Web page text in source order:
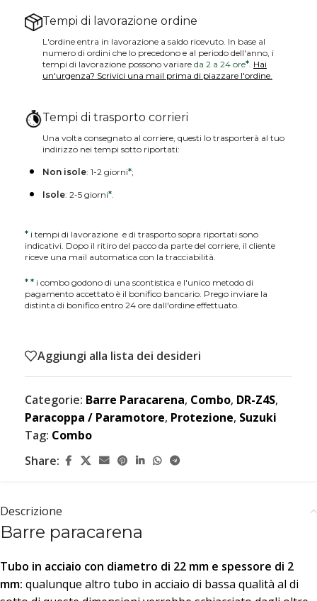
Tempi di lavorazione ordine
L'ordine entra in lavorazione a saldo ricevuto. In base al
numero di ordini che lo precedono e al periodo dell'anno, i
tempi di lavorazione possono variare da 2 a 24 ore* Hai
un'urgenza? Scrivici una mail prima di piazzare l'ordine.
Tempi di trasporto corrieri
Una volta consegnato al corriere, questi lo trasporterà al tuo
indirizzo nei tempi sotto riportati:
Non isole: 1-2 giorni*;
Isole: 2-5 giorni*
* i tempi di lavorazione e di trasporto sopra riportati sono
indicativi. Dopo il ritiro del pacco da parte del corriere, il cliente
riceve una mail automatica con la tracciabilità.
* * i combo godono di una scontistica e l'unico metodo di
pagamento accettato è il bonifico bancario. Prego inviare la
distinta di bonifico entro 24 ore dall'ordine effettuato.
Aggiungi alla lista dei desideri
Categorie: Barre Paracarena, Combo, DR-Z4S,
Paracoppa / Paramotore, Protezione, Suzuki
Tag: Combo
Share:
Descrizione
Barre paracarena
Tubo in acciaio con diametro di 22 mm e spessore di 2
mm: qualunque altro tubo in acciaio di bassa qualità al di